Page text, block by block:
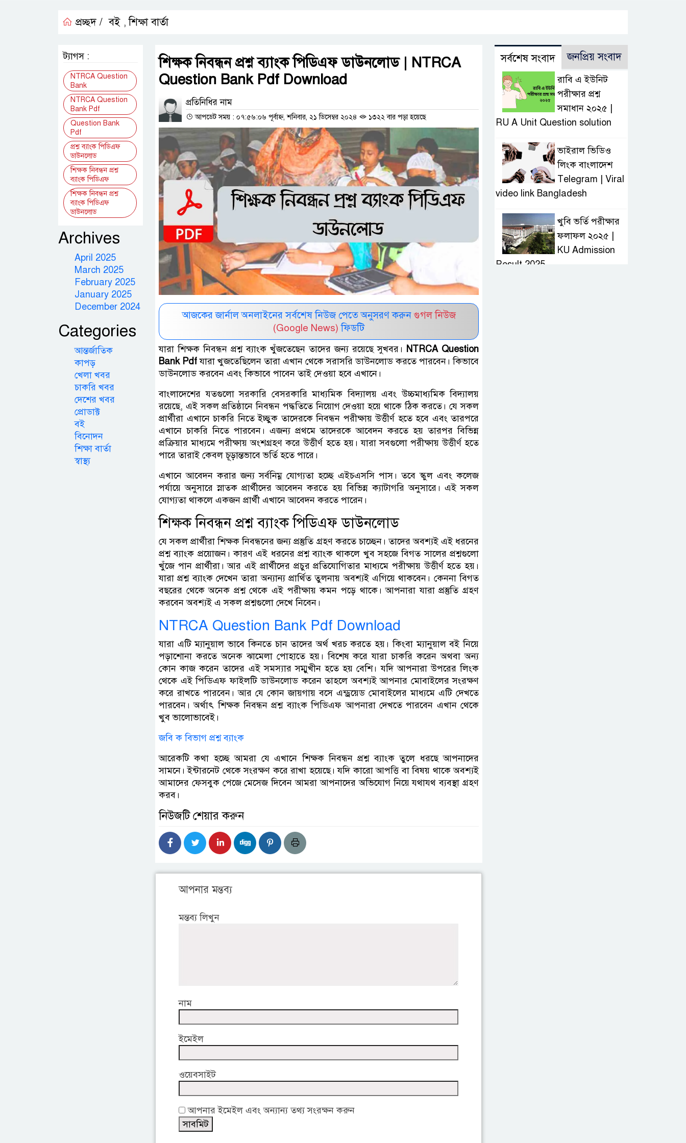
প্রচ্ছদ / বই ,শিক্ষা বার্তা
শিক্ষক নিবন্ধন প্রশ্ন ব্যাংক পিডিএফ ডাউনলোড | NTRCA
Question Bank Pdf Download
প্রতিনিধির নাম
আপডেট সময় : ০৭:৫৬:০৬ পূর্বাহ্ন, শনিবার, ২১ ডিসেম্বর ২০২৪ ১৩২২ বার পড়া হয়েছে
আজকের জার্নাল অনলাইনের সর্বশেষ নিউজ পেতে অনুসরণ করুন গুগল নিউজ
(Google News) ফিডটি
যারা শিক্ষক নিবন্ধন প্রশ্ন ব্যাংক খুঁজতেছেন তাদের জন্য রয়েছে সুখবর। NTRCA Question
Bank Pdfযারা খুজতেছিলেন তারা এখান থেকে সরাসরি ডাউনলোড করতে পারবেন। কিভাবে
ডাউনলোড করবেন এবং কিভাবে পাবেন তাই দেওয়া হবে এখানে।
বাংলাদেশের যতগুলো সরকারি বেসরকারি মাধ্যমিক বিদ্যালয় এবং উচ্চমাধ্যমিক বিদ্যালয়
রয়েছে, এই সকল প্রতিষ্ঠানে নিবন্ধন পদ্ধতিতে নিয়োগ দেওয়া হয়ে থাকে ঠিক করতে। যে সকল
প্রার্থীরা এখানে চাকরি নিতে ইচ্ছুক তাদেরকে নিবন্ধন পরীক্ষায় উত্তীর্ণ হতে হবে এবং তারপরে
এখানে চাকরি নিতে পারবেন। এজন্য প্রথমে তাদেরকে আবেদন করতে হয় তারপর বিভিন্ন
প্রক্রিয়ার মাধ্যমে পরীক্ষায় অংশগ্রহণ করে উত্তীর্ণ হতে হয়। যারা সবগুলো পরীক্ষায় উত্তীর্ণ হতে
পারে তারাই কেবল চূড়ান্তভাবে ভর্তি হতে পারে।
এখানে আবেদন করার জন্য সর্বনিম্ন যোগ্যতা হচ্ছে এইচএসসি পাস। তবে স্কুল এবং কলেজ
পর্যায়ে অনুসারে স্নাতক প্রার্থীদের আবেদন করতে হয় বিভিন্ন ক্যাটাগরি অনুসারে। এই সকল
যোগ্যতা থাকলে একজন প্রার্থী এখানে আবেদন করতে পারেন।
শিক্ষক নিবন্ধন প্রশ্ন ব্যাংক পিডিএফ ডাউনলোড
যে সকল প্রার্থীরা শিক্ষক নিবন্ধনের জন্য প্রস্তুতি গ্রহণ করতে চাচ্ছেন। তাদের অবশ্যই এই ধরনের
প্রশ্ন ব্যাংক প্রয়োজন। কারণ এই ধরনের প্রশ্ন ব্যাংক থাকলে খুব সহজে বিগত সালের প্রশ্নগুলো
খুঁজে পান প্রার্থীরা। আর এই প্রার্থীদের প্রচুর প্রতিযোগিতার মাধ্যমে পরীক্ষায় উত্তীর্ণ হতে হয়।
যারা প্রশ্ন ব্যাংক দেখেন তারা অন্যান্য প্রার্থিত তুলনায় অবশ্যই এগিয়ে থাকবেন। কেননা বিগত
বছরের থেকে অনেক প্রশ্ন থেকে এই পরীক্ষায় কমন পড়ে থাকে। আপনারা যারা প্রস্তুতি গ্রহণ
করবেন অবশ্যই এ সকল প্রশ্নগুলো দেখে নিবেন।
NTRCA Question Bank Pdf Download
যারা এটি ম্যানুয়াল ভাবে কিনতে চান তাদের অর্থ খরচ করতে হয়। কিংবা ম্যানুয়াল বই নিয়ে
পড়াশোনা করতে অনেক ঝামেলা পোহাতে হয়। বিশেষ করে যারা চাকরি করেন অথবা অন্য
কোন কাজ করেন তাদের এই সমস্যার সম্মুখীন হতে হয় বেশি। যদি আপনারা উপরের লিংক
থেকে এই পিডিএফ ফাইলটি ডাউনলোড করেন তাহলে অবশ্যই আপনার মোবাইলের সংরক্ষণ
করে রাখতে পারবেন। আর যে কোন জায়গায় বসে এন্ড্রয়েড মোবাইলের মাধ্যমে এটি দেখতে
পারবেন। অর্থাৎ শিক্ষক নিবন্ধন প্রশ্ন ব্যাংক পিডিএফ আপনারা দেখতে পারবেন এখান থেকে
খুব ভালোভাবেই।
জবি ক বিভাগ প্রশ্ন ব্যাংক
আরেকটি কথা হচ্ছে আমরা যে এখানে শিক্ষক নিবন্ধন প্রশ্ন ব্যাংক তুলে ধরছে আপনাদের
সামনে। ইন্টারনেট থেকে সংরক্ষণ করে রাখা হয়েছে। যদি কারো আপত্তি বা বিষয় থাকে অবশ্যই
আমাদের ফেসবুক পেজে মেসেজ দিবেন আমরা আপনাদের অভিযোগ নিয়ে যথাযথ ব্যবস্থা গ্রহণ
করব।
নিউজটি শেয়ার করুন
আপনার মন্তব্য
মন্তব্য লিখুন
নাম
ইমেইল
ওয়েবসাইট
আপনার ইমেইল এবং অন্যান্য তথ্য সংরক্ষন করুন
ট্যাগস :
NTRCA Question
Bank
NTRCA Question
Bank Pdf
Question Bank
Pdf
প্রশ্ন ব্যাংক পিডিএফ
ডাউনলোড
শিক্ষক নিবন্ধন প্রশ্ন
ব্যাংক পিডিএফ
শিক্ষক নিবন্ধন প্রশ্ন
ব্যাংক পিডিএফ
ডাউনলোড
Archives
April 2025
March 2025
February 2025
January 2025
December 2024
Categories
আন্তর্জাতিক
কাপড়
খেলা খবর
চাকরি খবর
দেশের খবর
প্রোডাক্ট
বই
বিনোদন
শিক্ষা বার্তা
স্বাস্থ্য
সর্বশেষ সংবাদ জনপ্রিয় সংবাদ
রাবি এ ইউনিট
পরীক্ষার প্রশ্ন
সমাধান ২০২৫ |
RU A Unit Question solution
ভাইরাল ভিডিও
লিংক বাংলাদেশ
Telegram | Viral
video link Bangladesh
খুবি ভর্তি পরীক্ষার
ফলাফল ২০২৫ |
KU Admission
Result 2025